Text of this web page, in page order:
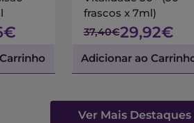
frascos x 7ml)
37,40€29,92€
Adicionar ao
Ver Mais Destaques